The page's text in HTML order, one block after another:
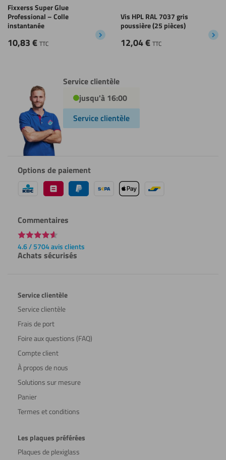
Fixxerss Super Glue
Professional – Colle
instantanée
10,83€ TTC
Vis HPL RAL 7037 gris
poussière (25 pièces)
12,04€ TTC
Service clientèle
jusqu'à 16:00
Service clientèle
Options de paiement
Commentaires
4.6 / 5704 avis clients
Achats sécurisés
Service clientèle
Service clientèle
Frais de port
Foire aux questions (FAQ)
Compte client
À propos de nous
Solutions sur mesure
Panier
Termes et conditions
Les plaques préférées
Plaques de plexiglass